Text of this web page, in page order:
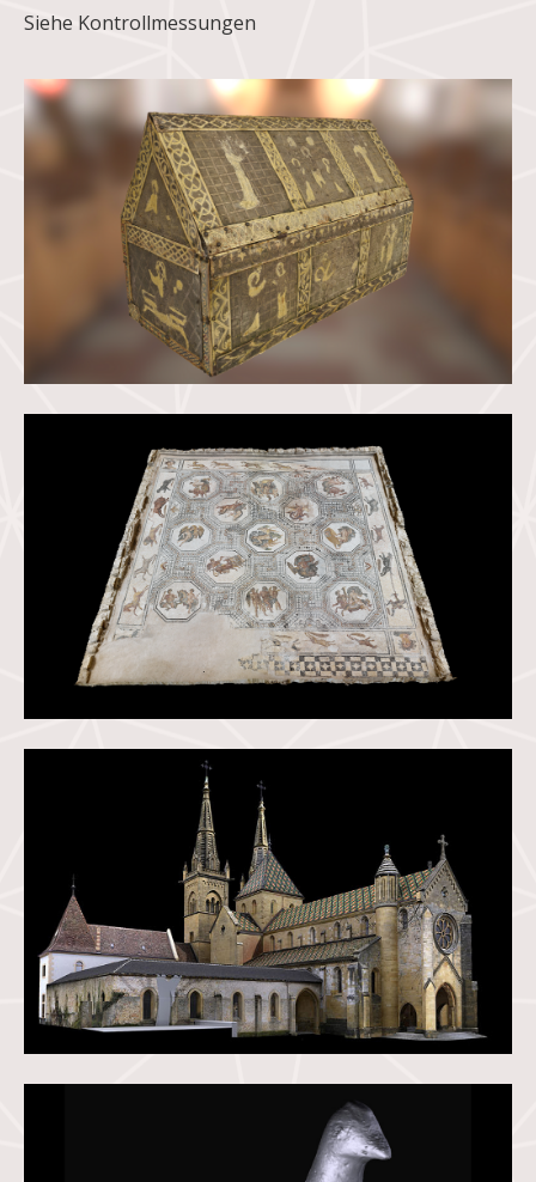
Siehe Kontrollmessungen